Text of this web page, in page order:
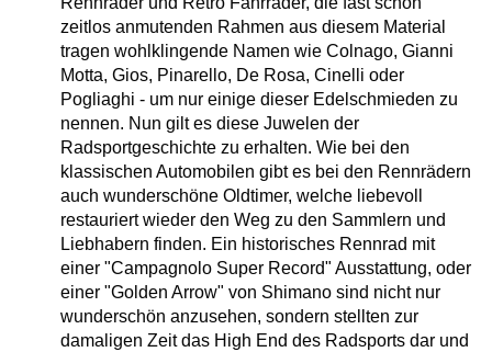
zeitlos anmutenden Rahmen aus diesem Material
tragen wohlklingende Namen wie Colnago, Gianni
Motta, Gios, Pinarello, De Rosa, Cinelli oder
Pogliaghi - um nur einige dieser Edelschmieden zu
nennen. Nun gilt es diese Juwelen der
Radsportgeschichte zu erhalten. Wie bei den
klassischen Automobilen gibt es bei den Rennrädern
auch wunderschöne Oldtimer, welche liebevoll
restauriert wieder den Weg zu den Sammlern und
Liebhabern finden. Ein historisches Rennrad mit
einer "Campagnolo Super Record" Ausstattung, oder
einer "Golden Arrow" von Shimano sind nicht nur
wunderschön anzusehen, sondern stellten zur
damaligen Zeit das High End des Radsports dar und